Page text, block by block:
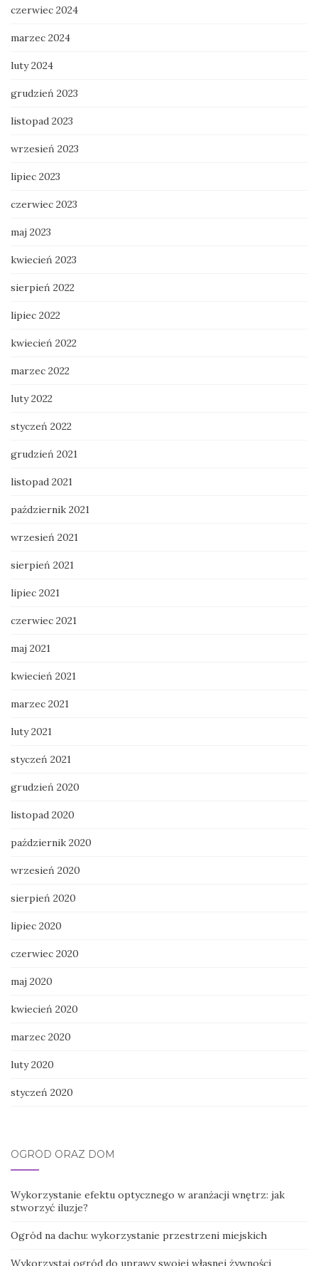
czerwiec 2024
marzec 2024
luty 2024
grudzień 2023
listopad 2023
wrzesień 2023
lipiec 2023
czerwiec 2023
maj 2023
kwiecień 2023
sierpień 2022
lipiec 2022
kwiecień 2022
marzec 2022
luty 2022
styczeń 2022
grudzień 2021
listopad 2021
październik 2021
wrzesień 2021
sierpień 2021
lipiec 2021
czerwiec 2021
maj 2021
kwiecień 2021
marzec 2021
luty 2021
styczeń 2021
grudzień 2020
listopad 2020
październik 2020
wrzesień 2020
sierpień 2020
lipiec 2020
czerwiec 2020
maj 2020
kwiecień 2020
marzec 2020
luty 2020
styczeń 2020
OGRÓD ORAZ DOM
Wykorzystanie efektu optycznego w aranżacji wnętrz: jak
stworzyć iluzje?
Ogród na dachu: wykorzystanie przestrzeni miejskich
Wykorzystaj ogród do uprawy swojej własnej żywności